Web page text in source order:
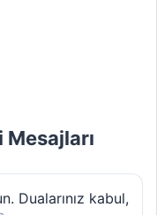
Mesajları
Dualarınız kabul,